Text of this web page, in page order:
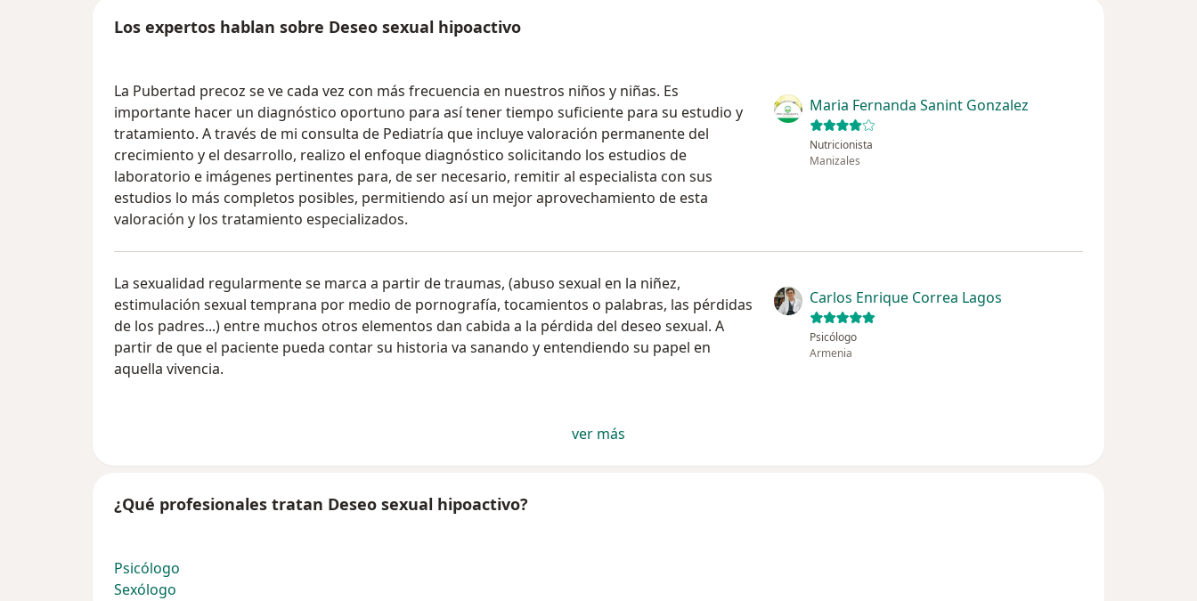
Los expertos hablan sobre Deseo sexual hipoactivo
La Pubertad precoz se ve cada vez con más frecuencia en nuestros niños y niñas. Es
importante hacer un diagnóstico oportuno para así tener tiempo suficiente para su estudio y
tratamiento. A través de mi consulta de Pediatría que incluye valoración permanente del
crecimiento y el desarrollo, realizo el enfoque diagnóstico solicitando los estudios de
laboratorio e imágenes pertinentes para, de ser necesario, remitir al especialista con sus
estudios lo más completos posibles, permitiendo así un mejor aprovechamiento de esta
valoración y los tratamiento especializados.
Maria Fernanda Sanint Gonzalez
Nutricionista
Manizales
La sexualidad regularmente se marca a partir de traumas, (abuso sexual en la niñez,
estimulación sexual temprana por medio de pornografía, tocamientos o palabras, las pérdidas
de los padres...) entre muchos otros elementos dan cabida a la pérdida del deseo sexual. A
partir de que el paciente pueda contar su historia va sanando y entendiendo su papel en
aquella vivencia.
Carlos Enrique Correa Lagos
Psicólogo
Armenia
ver más
¿Qué profesionales tratan Deseo sexual hipoactivo?
Psicólogo
Sexólogo